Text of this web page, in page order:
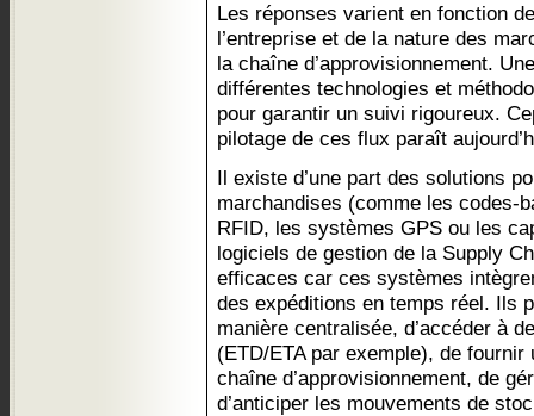
Les réponses varient en fonction
l’entreprise et de la nature des
la chaîne d’approvisionnement.
différentes technologies et
pour garantir un suivi rigoureux.
pilotage de ces flux paraît
Il existe d’une part des solutions
marchandises (comme les codes-
RFID, les systèmes GPS ou les
logiciels de gestion de la Supply
efficaces car ces systèmes
des expéditions en temps réel. Ils
manière centralisée, d’accéder à
(ETD/ETA par exemple), de
chaîne d’approvisionnement, de
d’anticiper les mouvements de